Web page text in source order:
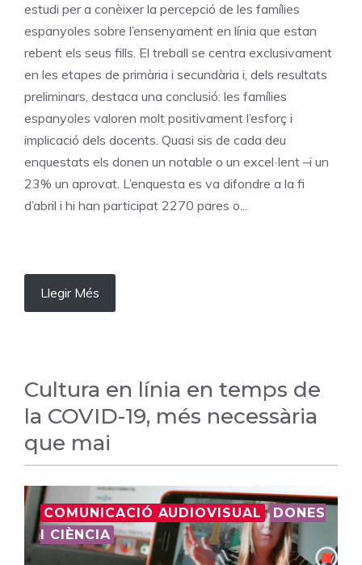
estudi per a conèixer la percepció de les famílies
espanyoles sobre l’ensenyament en línia que estan
rebent els seus fills. El treball se centra exclusivament
en les etapes de primària i secundària i, dels resultats
preliminars, destaca una conclusió: les famílies
espanyoles valoren molt positivament l’esforç i
implicació dels docents. Quasi sis de cada deu
enquestats els donen un notable o un excel·lent –i un
23% un aprovat. L’enquesta es va difondre a la fi
d’abril i hi han participat 2270 pares o...
Llegir Més
Cultura en línia en temps de
la COVID-19, més necessària
que mai
COMUNICACIÓ AUDIOVISUAL
DONES
I CIÈNCIA